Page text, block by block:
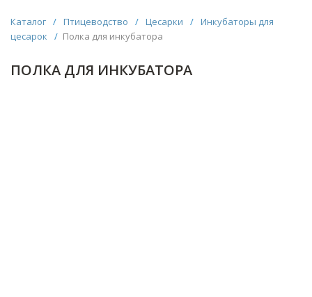
Каталог / Птицеводство / Цесарки / Инкубаторы для
цесарок
/ Полка для инкубатора
ПОЛКА ДЛЯ ИНКУБАТОРА